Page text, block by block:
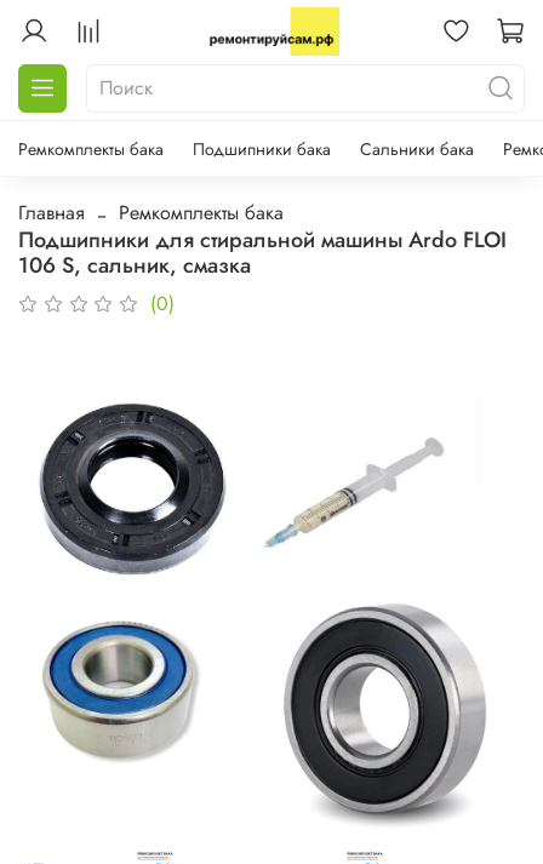
Ремкомплекты бака Подшипники бака Сальники бака
Главная Ремкомплекты бака
Подшипники для стиральной машины Ardo FLOI
106 S, сальник, смазка
(0)